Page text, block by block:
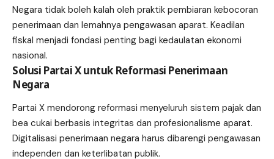
Negara tidak boleh kalah oleh praktik pembiaran kebocoran
penerimaan dan lemahnya pengawasan aparat. Keadilan
fiskal menjadi fondasi penting bagi kedaulatan ekonomi
nasional.
Solusi Partai X untuk Reformasi Penerimaan
Negara
Partai X mendorong reformasi menyeluruh sistem pajak dan
bea cukai berbasis integritas dan profesionalisme aparat.
Digitalisasi penerimaan negara harus dibarengi pengawasan
independen dan keterlibatan publik.